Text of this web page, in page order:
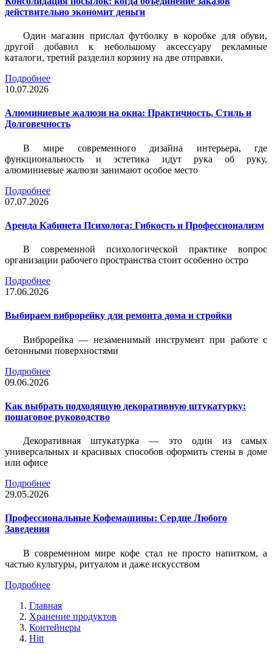
действительно экономит деньги
Один магазин прислал футболку в коробке для обуви,
другой добавил к небольшому аксессуару рекламные
каталоги, третий разделил корзину на две отправки.
Подробнее
10.07.2026
Алюминиевые жалюзи на окна: Практичность, Стиль и
Долговечность
В мире современного дизайна интерьера, где
функциональность и эстетика идут рука об руку,
алюминиевые жалюзи занимают особое место
Подробнее
07.07.2026
Аренда Кабинета Психолога: Гибкость и Профессионализм
В современной психологической практике вопрос
организации рабочего пространства стоит особенно остро
Подробнее
17.06.2026
Выбираем виброрейку для ремонта дома и стройки
Виброрейка — незаменимый инструмент при работе с
бетонными поверхностями
Подробнее
09.06.2026
Как выбрать подходящую декоративную штукатурку:
пошаговое руководство
Декоративная штукатурка — это один из самых
универсальных и красивых способов оформить стены в доме
или офисе
Подробнее
29.05.2026
Профессиональные Кофемашины: Сердце Любого
Заведения
В современном мире кофе стал не просто напитком, а
частью культуры, ритуалом и даже искусством
Подробнее
Главная
Хранение продуктов
Контейнеры
Hitt